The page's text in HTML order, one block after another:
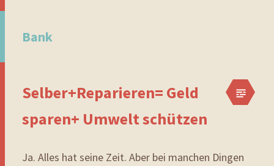
Bank
Selber+Reparieren= Geld
sparen+ Umwelt schützen
Ja. Alles hat seine Zeit. Aber bei manchen Dingen